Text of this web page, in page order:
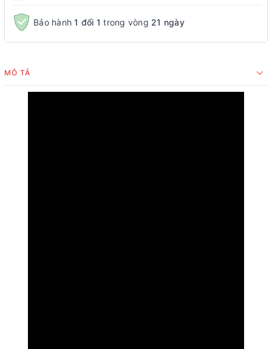
Bảo hành1 đổi 1 trong vòng 21 ngày
MÔ TẢ